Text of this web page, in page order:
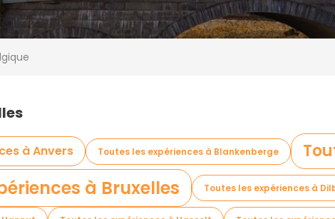
à Anvers Toutes les expériences à Blankenberge
à Bruxelles Toutes les expériences à